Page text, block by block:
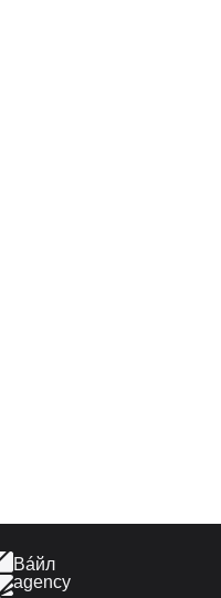
Вáйл
agency